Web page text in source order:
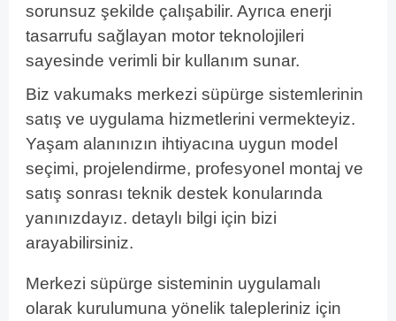
sorunsuz şekilde çalışabilir. Ayrıca enerji
tasarrufu sağlayan motor teknolojileri
sayesinde verimli bir kullanım sunar.
Biz vakumaks merkezi süpürge sistemlerinin
satış ve uygulama hizmetlerini vermekteyiz.
Yaşam alanınızın ihtiyacına uygun model
seçimi, projelendirme, profesyonel montaj ve
satış sonrası teknik destek konularında
yanınızdayız. detaylı bilgi için bizi
arayabilirsiniz.
Merkezi süpürge sisteminin uygulamalı
olarak kurulumuna yönelik talepleriniz için